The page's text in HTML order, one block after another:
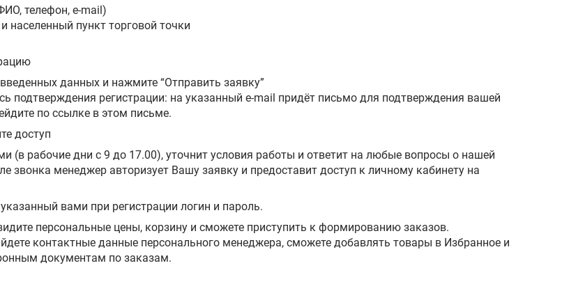
телефон, e-mail)
пункт торговой точки
данных и нажмите “Отправить заявку”
подтверждения регистрации: на указанный e-mail придёт письмо для подтверждения вашей
по ссылке в этом письме.
доступ
(в рабочие дни с 9 до 17.00), уточнит условия работы и ответит на любые вопросы о нашей
звонка менеджер авторизует Вашу заявку и предоставит доступ к личному кабинету на
вами при регистрации логин и пароль.
персональные цены, корзину и сможете приступить к формированию заказов.
контактные данные персонального менеджера, сможете добавлять товары в Избранное и
документам по заказам.